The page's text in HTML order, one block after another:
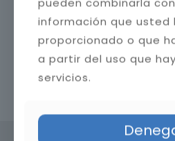
información que usted
proporcionado o que
a partir del uso que
servicios.